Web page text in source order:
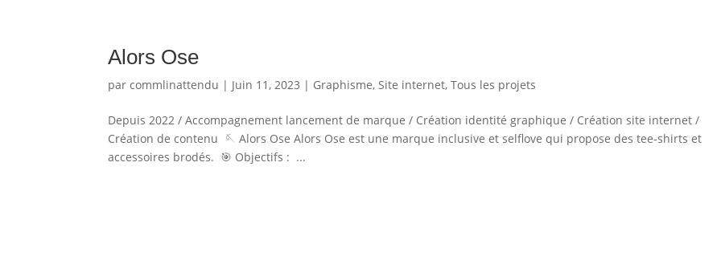
Alors Ose
parcommlinattendu | Juin 11, 2023 | Graphisme, Site internet,Tous les projets
Depuis 2022 / Accompagnement lancement de marque / Création identité graphique / Création site internet /
Création de contenu 🪡 Alors Ose Alors Ose est une marque inclusive et selflove qui propose des tee-shirts et
accessoires brodés. 🎯 Objectifs : ...